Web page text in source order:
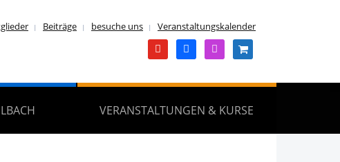
Beiträge besuche uns Veranstaltungskalender
youtubefacebookinstagramshopping-
VERANSTALTUNGEN & KURSE